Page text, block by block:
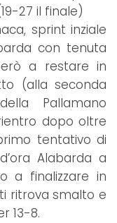
27 il finale)
sprint inziale
con tenuta
a restare in
(alla seconda
Pallamano
dopo oltre
tentativo di
Alabarda a
a finalizzare in
ritrova smalto e
13-8.